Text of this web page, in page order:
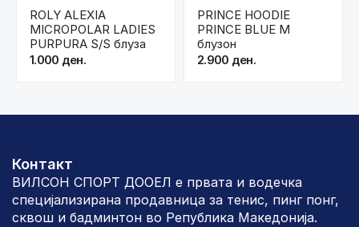
ROLY ALEXIA
MICROPOLAR LADIES
PURPURA S/S блуза
1.000 ден.
PRINCE HOODIE
PRINCE BLUE M
блузон
2.900 ден.
Контакт
ВИЛСОН СПОРТ ДООЕЛ е првата и водечка
специјализирана продавница за тенис, пинг понг,
сквош и бадминтон во Република Македонија.